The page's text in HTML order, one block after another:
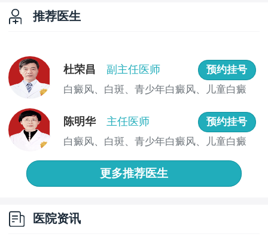
生长和代谢，也可能与女性易患白斑的风险有关。研究
表明，女性在月经期、怀孕和更年期等特定生理阶段，
3.紫外线暴露：紫外线是导致皮肤癌和白斑等皮肤
疾病的主要风险因素之一。女性通常更注重美容和防
晒，因此相对于男性而言，女性更容易受到紫外线的伤
害。长期暴露在紫外线下可能导致皮肤细胞的损伤和白
斑的形成。
4.遗传因素：白斑具有一 定的遗传倾向，即家族中
有白斑病史的人更容易患上这种疾病。女性在遗传上可
能更容易从家族中继承白斑的易感基因，从而增加患白
5.生活方式：女性的生活方式和习惯也可能对白斑
的患病风险产生影响。例如，女性可能更注重化妆和美
推荐医生
杜荣昌 副主任医师
预约挂号
白癜风、白斑、青少年白癜风、儿童白癜
陈明华 主任医师
预约挂号
白癜风、白斑、青少年白癜风、儿童白癜
更多推荐医生
医院资讯